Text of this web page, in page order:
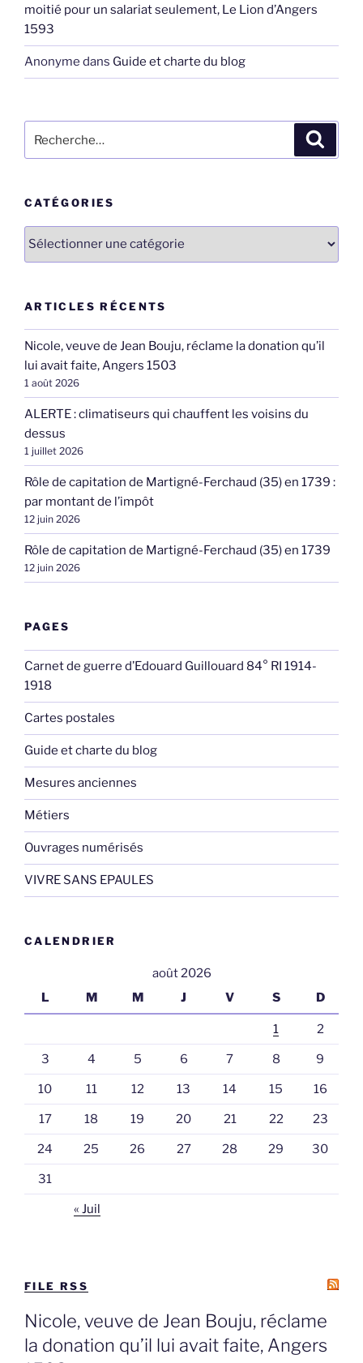
moitié pour un salariat seulement, Le Lion d’Angers
1593
Anonyme dans Guide et charte du blog
pour
CATÉGORIES
Catégories
ARTICLES RÉCENTS
Nicole, veuve de Jean Bouju, réclame la donation qu’il
lui avait faite, Angers 1503
1 août 2026
ALERTE : climatiseurs qui chauffent les voisins du
dessus
1 juillet 2026
Rôle de capitation de Martigné-Ferchaud (35) en 1739 :
par montant de l’impôt
12 juin 2026
Rôle de capitation de Martigné-Ferchaud (35) en 1739
12 juin 2026
PAGES
Carnet de guerre d’Edouard Guillouard 84° RI 1914-
1918
Cartes postales
Guide et charte du blog
Mesures anciennes
Métiers
Ouvrages numérisés
VIVRE SANS EPAULES
CALENDRIER
août 2026
L
M M J V S D
1 2
3 4 5 6 7 8 9
10 11 12 13 14 15 16
17 18 19 20 21 22 23
24 25 26 27 28 29 30
31
« Juil
FILE RSS
Nicole, veuve de Jean Bouju, réclame
la donation qu’il lui avait faite, Angers